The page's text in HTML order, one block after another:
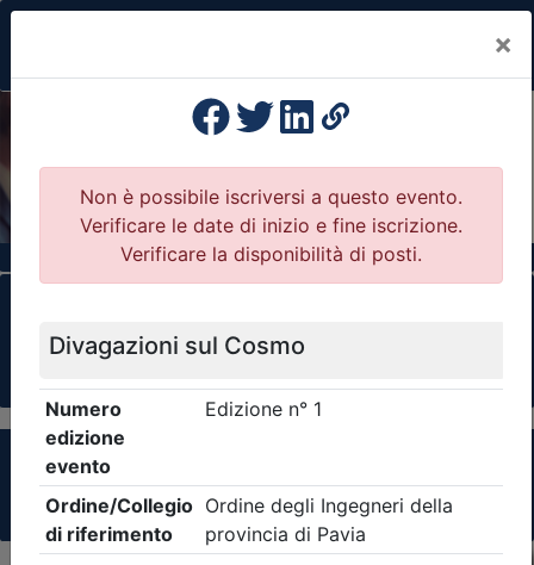
×
Previous
Il portale della formazione per Ordini e
Clicca qui - espandi la sezione dei filtri ricerca
eventi